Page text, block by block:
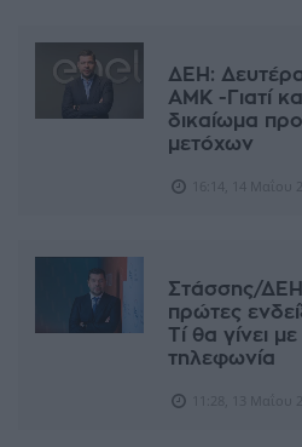
ΔΕΗ:
ΑΜΚ -Γιατί
δικαίωμα
μετόχων
Στάσσης/
πρώτες
Τί θα γίνει
τηλεφωνία